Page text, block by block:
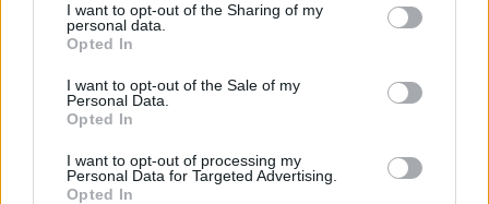
I want to opt-out of the Sharing of my
personal data.
Opted In
I want to opt-out of the Sale of my
Personal Data.
Opted In
I want to opt-out of processing my
Personal Data for Targeted Advertising.
Opted In
Tipo de quartzo com faixas paralelas
A resposta a esta pergunta: